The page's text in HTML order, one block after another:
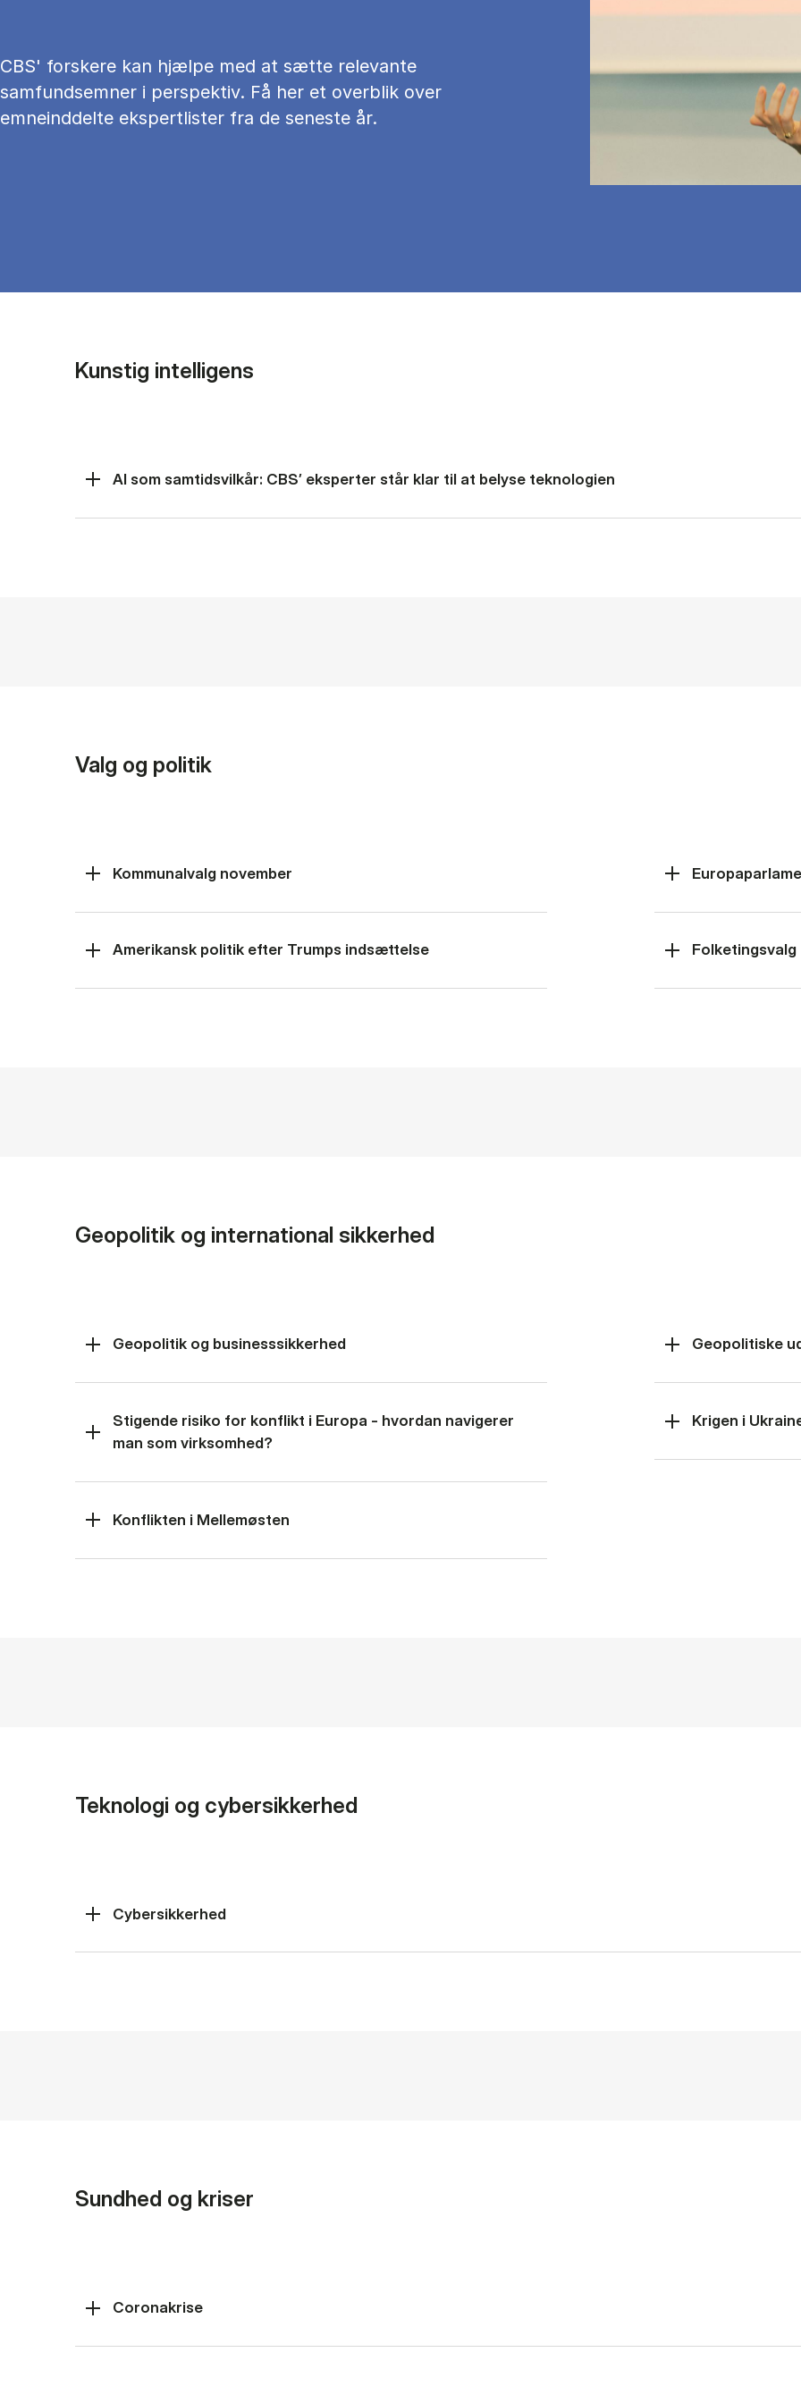
CBS' forskere kan hjælpe med at sætte relevante
samfundsemner i perspektiv. Få her et overblik over
emneinddelte ekspertlister fra de seneste år.
Kunstig intelligens
AI som samtidsvilkår: CBS’ eksperter står klar til at belyse teknologien
Valg og politik
Kommunalvalg november
Amerikansk politik efter Trumps indsættelse Folketingsvalg
Geopolitik og international sikkerhed
Geopolitik og businesssikkerhed
Stigende risiko for konflikt i Europa - hvordan navigerer
man som virksomhed?
Konflikten i Mellemøsten
Geopolitiske
Krigen i
Teknologi og cybersikkerhed
Cybersikkerhed
Sundhed og kriser
Coronakrise